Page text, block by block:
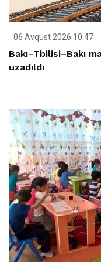
06 Avqust 2026 10:47
Bakı–Tbilisi–Bakı
uzadıldı